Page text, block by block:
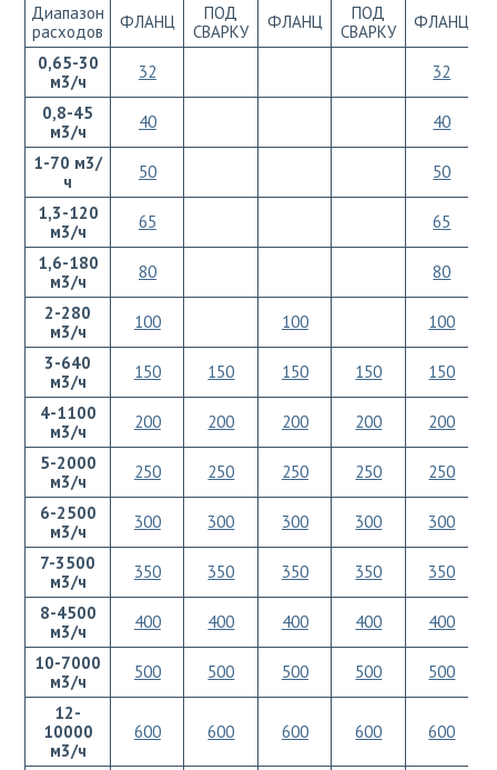
Диапазон
расходов
ФЛАНЦ
ПОД
СВАРКУ
ФЛАНЦ
ПОД
СВАРКУ
ФЛАНЦ
0,65-30
м3/ч
32
32
0,8-45
м3/ч
40
40
1-70 м3/
ч
50
50
1,3-120
м3/ч
65
65
1,6-180
м3/ч
80
80
2-280
м3/ч
100 100
100
3-640
м3/ч
150 150 150 150
150
4-1100
м3/ч
200 200 200 200
200
5-2000
м3/ч
250 250 250 250
250
6-2500
м3/ч
300 300 300 300
300
7-3500
м3/ч
350 350 350 350
350
8-4500
м3/ч
400 400 400 400
400
10-7000
м3/ч
500 500 500 500
500
12-
10000
м3/ч
600 600 600 600 600